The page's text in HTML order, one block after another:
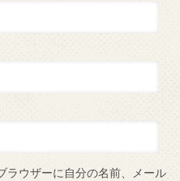
ラウザーに自分の名前、メール